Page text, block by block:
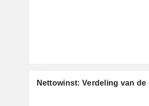
Nettowinst: Verdeling van